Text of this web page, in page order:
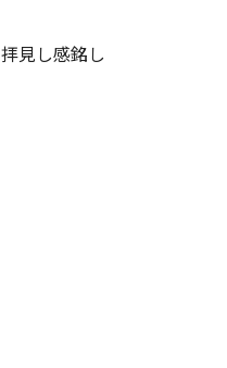
見し感銘し